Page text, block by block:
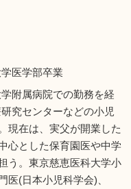
医学部卒業
附属病院での勤務を経
究センターなどの小児
現在は、実父が開業した
心とした保育園医や中学
う。東京慈恵医科大学小
医(日本小児科学会)、